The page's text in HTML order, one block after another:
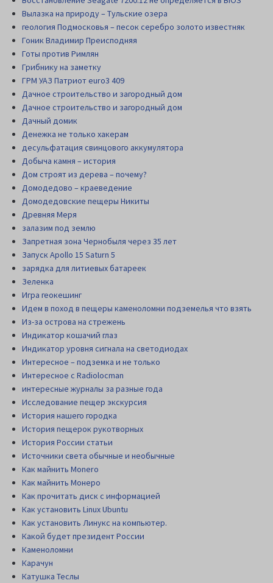
Вылазка на природу – Тульские озера
геология Подмосковья – песок серебро золото известняк
Гоник Владимир Преисподняя
Готы против Римлян
Грибнику на заметку
ГРМ УАЗ Патриот euro3 409
Дачное строительство и загородный дом
Дачное строительство и загородный дом
Дачный домик
Денежка не только хакерам
десульфатация свинцового аккумулятора
Добыча камня – история
Дом строят из дерева – почему?
Домодедово – краеведение
Домодедовские пещеры Никиты
Древняя Меря
залазим под землю
Запретная зона Чернобыля через 35 лет
Запуск Apollo 15 Saturn 5
зарядка для литиевых батареек
Зеленка
Игра геокешинг
Идем в поход в пещеры каменоломни подземелья что взять
Из-за острова на стрежень
Индикатор кошачий глаз
Индикатор уровня сигнала на светодиодах
Интересное – подземка и не только
Интересное с Radiolocman
интересные журналы за разные года
Исследование пещер экскурсия
История нашего городка
История пещерок рукотворных
История России статьи
Источники света обычные и необычные
Как майнить Monero
Как майнить Монеро
Как прочитать диск c информацией
Как установить Linux Ubuntu
Как установить Линукс на компьютер.
Какой будет президент России
Каменоломни
Карачун
Катушка Теслы